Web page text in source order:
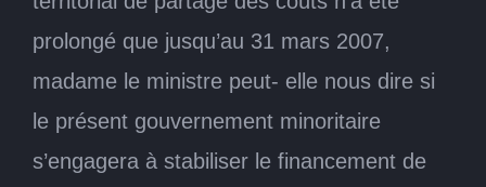
prolongé que jusqu’au 31 mars 2007,
madame le ministre peut- elle nous dire si
le présent gouvernement minoritaire
s’engagera à stabiliser le financement de